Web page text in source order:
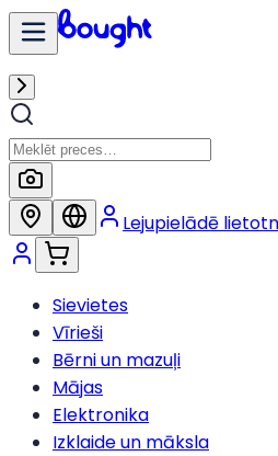
Lejupielādē
Sievietes
Vīrieši
Bērni un mazuļi
Mājas
Elektronika
Izklaide un māksla